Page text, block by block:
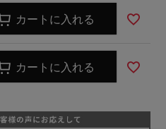
カートに入れる
カートに入れる